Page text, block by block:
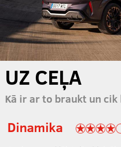
UZ CEĻA
Kā ir ar to braukt un
Dinamika